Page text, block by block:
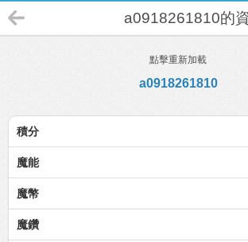
a0918261810的
點擊重新加載
a0918261810
積分
魔能
魔幣
魔鑽